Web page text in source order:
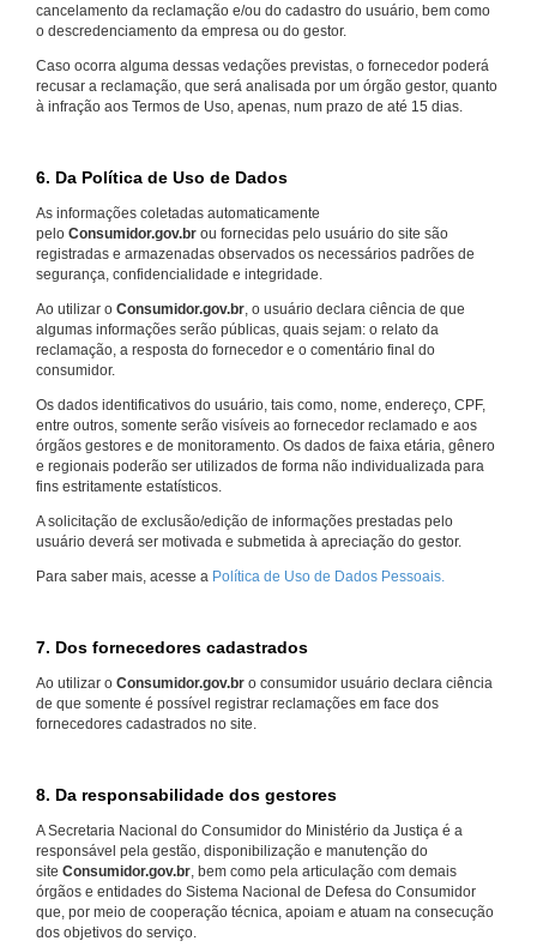
cancelamento da reclamação e/ou do cadastro do usuário, bem como
o descredenciamento da empresa ou do gestor.
Caso ocorra alguma dessas vedações previstas, o fornecedor poderá
recusar a reclamação, que será analisada por um órgão gestor, quanto
à infração aos Termos de Uso, apenas, num prazo de até 15 dias.
6. Da Política de Uso de Dados
As informações coletadas automaticamente
pelo Consumidor.gov.br ou fornecidas pelo usuário do site são
registradas e armazenadas observados os necessários padrões de
segurança, confidencialidade e integridade.
Ao utilizar o Consumidor.gov.br , o usuário declara ciência de que
algumas informações serão públicas, quais sejam: o relato da
reclamação, a resposta do fornecedor e o comentário final do
consumidor.
Os dados identificativos do usuário, tais como, nome, endereço, CPF,
entre outros, somente serão visíveis ao fornecedor reclamado e aos
órgãos gestores e de monitoramento. Os dados de faixa etária, gênero
e regionais poderão ser utilizados de forma não individualizada para
fins estritamente estatísticos.
A solicitação de exclusão/edição de informações prestadas pelo
usuário deverá ser motivada e submetida à apreciação do gestor.
Para saber mais, acesse a Política de Uso de Dados Pessoais.
7. Dos fornecedores cadastrados
Ao utilizar o Consumidor.gov.br o consumidor usuário declara ciência
de que somente é possível registrar reclamações em face dos
fornecedores cadastrados no site.
8. Da responsabilidade dos gestores
A Secretaria Nacional do Consumidor do Ministério da Justiça é a
responsável pela gestão, disponibilização e manutenção do
site Consumidor.gov.br, bem como pela articulação com demais
órgãos e entidades do Sistema Nacional de Defesa do Consumidor
que, por meio de cooperação técnica, apoiam e atuam na consecução
dos objetivos do serviço.